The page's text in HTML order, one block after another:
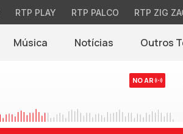
RTP PLAY RTP PALCO RTP ZIG
Música Notícias(abre em nova
Outros
NO AR